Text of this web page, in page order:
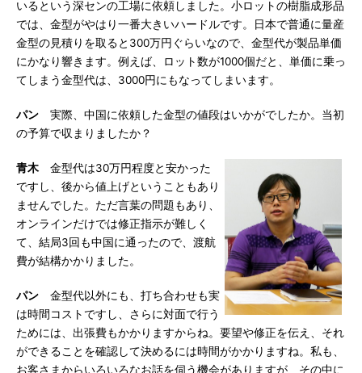
いるという深センの工場に依頼しました。小ロットの樹脂成形品
では、金型がやはり一番大きいハードルです。日本で普通に量産
金型の見積りを取ると300万円ぐらいなので、金型代が製品単価
にかなり響きます。例えば、ロット数が1000個だと、単価に乗っ
てしまう金型代は、3000円にもなってしまいます。
パン 実際、中国に依頼した金型の値段はいかがでしたか。当初
の予算で収まりましたか？
青木 金型代は30万円程度と安かった
ですし、後から値上げということもあり
ませんでした。ただ言葉の問題もあり、
オンラインだけでは修正指示が難しく
て、結局3回も中国に通ったので、渡航
費が結構かかりました。
パン 金型代以外にも、打ち合わせも実
は時間コストですし、さらに対面で行う
ためには、出張費もかかりますからね。要望や修正を伝え、それ
ができることを確認して決めるには時間がかかりますね。私も、
お客さまからいろいろなお話を伺う機会がありますが、その中に